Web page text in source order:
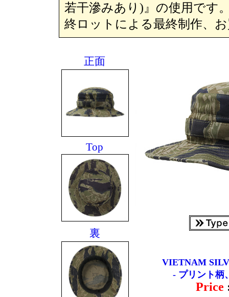
若干滲みあり)』の使用です
終ロットによる最終制作、
正面
Top
裏
VIETNAM
- プリント柄
Price